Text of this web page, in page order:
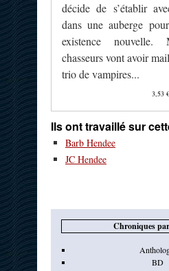
décide de s’établir
dans une auberge
existence
chasseurs vont avoir
trio de vampires...
3,53 €
Ils ont travaillé sur
Barb Hendee
JC Hendee
Chroniques
BD